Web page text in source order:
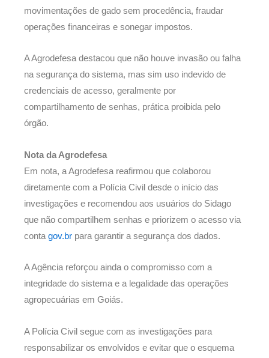
movimentações de gado sem procedência, fraudar
operações financeiras e sonegar impostos.
A Agrodefesa destacou que não houve invasão ou falha
na segurança do sistema, mas sim uso indevido de
credenciais de acesso, geralmente por
compartilhamento de senhas, prática proibida pelo
órgão.
Nota da Agrodefesa
Em nota, a Agrodefesa reafirmou que colaborou
diretamente com a Polícia Civil desde o início das
investigações e recomendou aos usuários do Sidago
que não compartilhem senhas e priorizem o acesso via
conta gov.br para garantir a segurança dos dados.
A Agência reforçou ainda o compromisso com a
integridade do sistema e a legalidade das operações
agropecuárias em Goiás.
A Polícia Civil segue com as investigações para
responsabilizar os envolvidos e evitar que o esquema